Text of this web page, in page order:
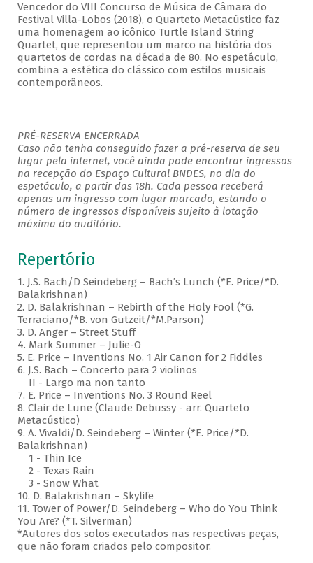
Vencedor do VIII Concurso de Música de Câmara do
Festival Villa-Lobos (2018), o Quarteto Metacústico faz
uma homenagem ao icônico Turtle Island String
Quartet, que representou um marco na história dos
quartetos de cordas na década de 80. No espetáculo,
combina a estética do clássico com estilos musicais
contemporâneos.
PRÉ-RESERVA ENCERRADA
Caso não tenha conseguido fazer a pré-reserva de seu
lugar pela internet, você ainda pode encontrar ingressos
na recepção do Espaço Cultural BNDES, no dia do
espetáculo, a partir das 18h. Cada pessoa receberá
apenas um ingresso com lugar marcado, estando o
número de ingressos disponíveis sujeito à lotação
máxima do auditório.
Repertório
1. J.S. Bach/D Seindeberg – Bach’s Lunch (*E. Price/*D.
Balakrishnan)
2. D. Balakrishnan – Rebirth of the Holy Fool (*G.
Terraciano/*B. von Gutzeit/*M.Parson)
3. D. Anger – Street Stuff
4. Mark Summer – Julie-O
5. E. Price – Inventions No. 1 Air Canon for 2 Fiddles
6. J.S. Bach – Concerto para 2 violinos
II - Largo ma non tanto
7. E. Price – Inventions No. 3 Round Reel
8. Clair de Lune (Claude Debussy - arr. Quarteto
Metacústico)
9. A. Vivaldi/D. Seindeberg – Winter (*E. Price/*D.
Balakrishnan)
1 - Thin Ice
2 - Texas Rain
3 - Snow What
10. D. Balakrishnan – Skylife
11. Tower of Power/D. Seindeberg – Who do You Think
You Are? (*T. Silverman)
*Autores dos solos executados nas respectivas peças,
que não foram criados pelo compositor.